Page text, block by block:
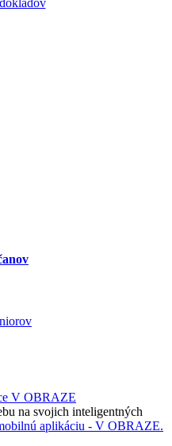
na svojich inteligentných
aplikáciu - V OBRAZE.